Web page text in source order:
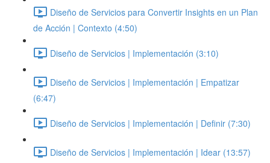
Diseño de Servicios para Convertir Insights en un Plan
de Acción | Contexto (4:50)
Diseño de Servicios | Implementación (3:10)
Diseño de Servicios | Implementación | Empatizar
(6:47)
Diseño de Servicios | Implementación | Definir (7:30)
Diseño de Servicios | Implementación | Idear (13:57)